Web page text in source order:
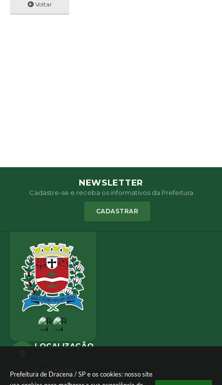
Prefeitura de Dracena / SP e os cookies: nosso site
Voltar
NEWSLETTER
Cadastre-se e receba os informativos da Prefeitura
CADASTRAR
LOCALIZAÇÃO
CONTATO